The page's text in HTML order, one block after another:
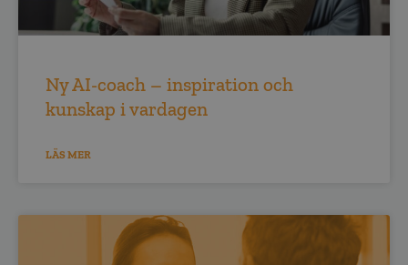
Ny AI-coach – inspiration och
kunskap i vardagen
LÄS MER